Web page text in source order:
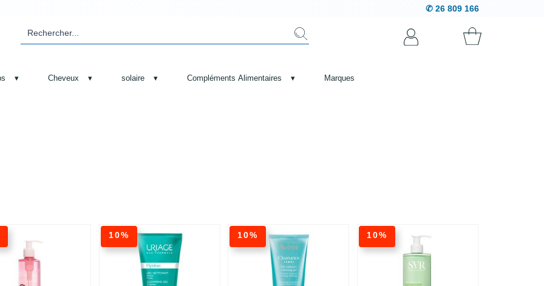
✆ 26 809 166
▾ Cheveux ▾ solaire ▾ Compléments Alimentaires ▾ Marques
10% 10% 10%